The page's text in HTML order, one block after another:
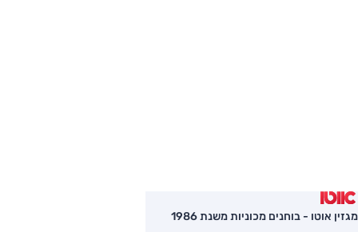
מגזין אוטו - בוחנים מכוניות משנת 1986